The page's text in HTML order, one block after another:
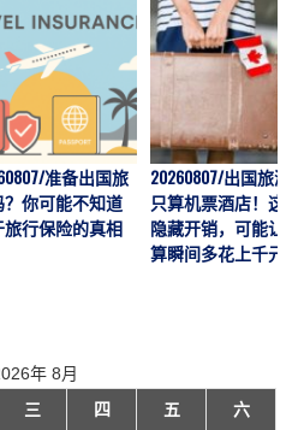
准备出国旅
？你可能不知道
旅行保险的真相
20260807/出国旅游
只算机票酒店！这7
隐藏开销，可能让预
算瞬间多花上千元
年 8月
三 四 五 六